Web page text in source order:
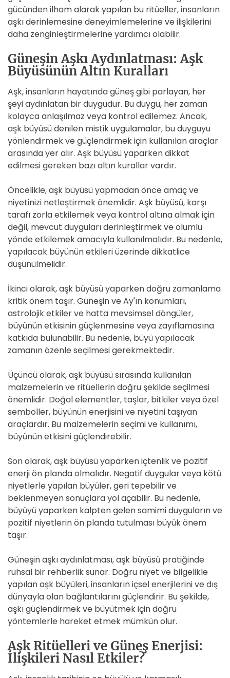
gücünden ilham alarak yapılan bu ritüeller, insanların
aşkı derinlemesine deneyimlemelerine ve ilişkilerini
daha zenginleştirmelerine yardımcı olabilir.
Güneşin Aşkı Aydınlatması: Aşk
Büyüsünün Altın Kuralları
Aşk, insanların hayatında güneş gibi parlayan, her
şeyi aydınlatan bir duygudur. Bu duygu, her zaman
kolayca anlaşılmaz veya kontrol edilemez. Ancak,
aşk büyüsü denilen mistik uygulamalar, bu duyguyu
yönlendirmek ve güçlendirmek için kullanılan araçlar
arasında yer alır. Aşk büyüsü yaparken dikkat
edilmesi gereken bazı altın kurallar vardır.
Öncelikle, aşk büyüsü yapmadan önce amaç ve
niyetinizi netleştirmek önemlidir. Aşk büyüsü, karşı
tarafı zorla etkilemek veya kontrol altına almak için
değil, mevcut duyguları derinleştirmek ve olumlu
yönde etkilemek amacıyla kullanılmalıdır. Bu nedenle,
yapılacak büyünün etkileri üzerinde dikkatlice
düşünülmelidir.
İkinci olarak, aşk büyüsü yaparken doğru zamanlama
kritik önem taşır. Güneşin ve Ay'ın konumları,
astrolojik etkiler ve hatta mevsimsel döngüler,
büyünün etkisinin güçlenmesine veya zayıflamasına
katkıda bulunabilir. Bu nedenle, büyü yapılacak
zamanın özenle seçilmesi gerekmektedir.
Üçüncü olarak, aşk büyüsü sırasında kullanılan
malzemelerin ve ritüellerin doğru şekilde seçilmesi
önemlidir. Doğal elementler, taşlar, bitkiler veya özel
semboller, büyünün enerjisini ve niyetini taşıyan
araçlardır. Bu malzemelerin seçimi ve kullanımı,
büyünün etkisini güçlendirebilir.
Son olarak, aşk büyüsü yaparken içtenlik ve pozitif
enerji ön planda olmalıdır. Negatif duygular veya kötü
niyetlerle yapılan büyüler, geri tepebilir ve
beklenmeyen sonuçlara yol açabilir. Bu nedenle,
büyüyü yaparken kalpten gelen samimi duyguların ve
pozitif niyetlerin ön planda tutulması büyük önem
taşır.
Güneşin aşkı aydınlatması, aşk büyüsü pratiğinde
ruhsal bir rehberlik sunar. Doğru niyet ve bilgelikle
yapılan aşk büyüleri, insanların içsel enerjilerini ve dış
dünyayla olan bağlantılarını güçlendirir. Bu şekilde,
aşkı güçlendirmek ve büyütmek için doğru
yöntemlerle hareket etmek mümkün olur.
Aşk Ritüelleri ve Güneş Enerjisi:
İlişkileri Nasıl Etkiler?